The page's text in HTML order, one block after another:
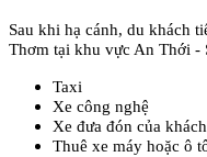
Sau khi hạ cánh, du khách
Thơm tại khu vực An Thới -
Taxi
Xe công nghệ
Xe đưa đón của
Thuê xe máy hoặc ô